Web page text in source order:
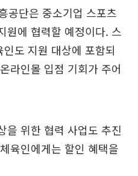
공단은 중소기업 스포츠
원에 협력할 예정이다. 스
도 지원 대상에 포함되
라인몰 입점 기회가 주어
을 위한 협력 사업도 추진
육인에게는 할인 혜택을